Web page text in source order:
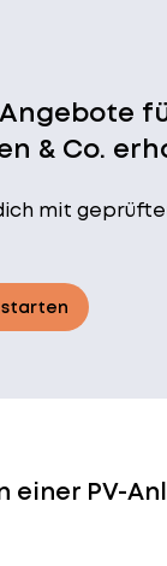
& Co.
mit
einer PV-